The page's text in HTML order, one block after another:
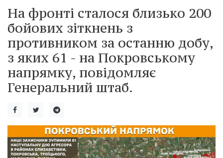
На фронті сталося близько 200
бойових зіткнень з
противником за останню добу,
з яких 61 - на Покровському
напрямку, повідомляє
Генеральний штаб.